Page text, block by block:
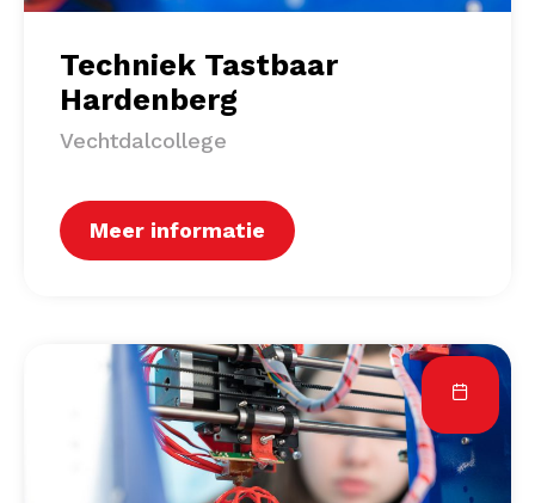
Techniek Tastbaar
Hardenberg
Vechtdalcollege
Meer informatie